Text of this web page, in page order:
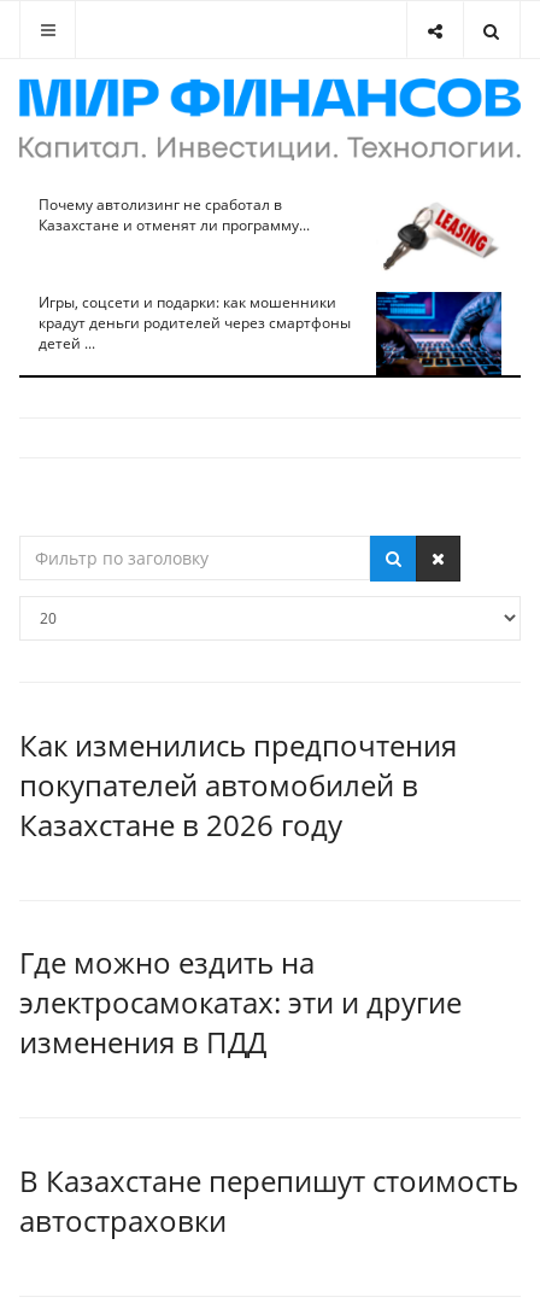
Почему автолизинг не сработал в
Казахстане и отменят ли программу...
Игры, соцсети и подарки: как мошенники
крадут деньги родителей через смартфоны
детей ...
по
Как изменились предпочтения
покупателей автомобилей в
Казахстане в 2026 году
Где можно ездить на
электросамокатах: эти и другие
изменения в ПДД
В Казахстане перепишут стоимость
автостраховки